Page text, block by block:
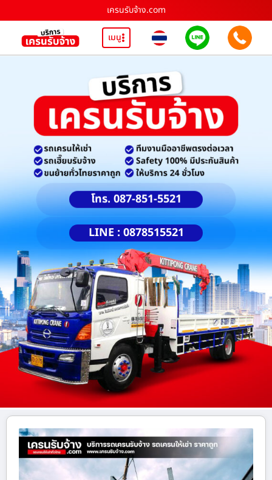
เครนรับจ้าง.com
เมนู
โทร. 087-851-5521
LINE : 0878515521